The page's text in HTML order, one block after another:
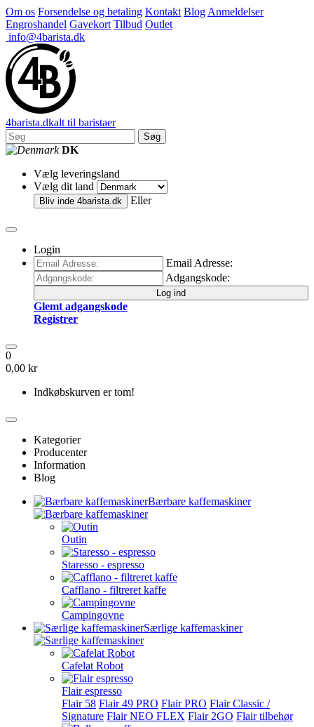
Om os Forsendelse og betaling Kontakt Blog Anmeldelser
Engroshandel Gavekort Tilbud Outlet
info@4barista.dk
4barista.dkalt til baristaer
Søg
DK
Vælg leveringsland
Vælg dit land
Bliv inde 4barista.dk Eller
Login
Email Adresse:
Adgangskode:
Log ind
Glemt adgangskode
Registrer
0
0,00 kr
Indkøbskurven er tom!
Kategorier
Producenter
Information
Blog
Bærbare kaffemaskiner
Outin
Staresso - espresso
Cafflano - filtreret kaffe
Campingovne
Særlige kaffemaskiner
Cafelat Robot
Flair espresso
Flair 58 Flair 49 PRO Flair PRO Flair Classic /
Signature Flair NEO FLEX Flair 2GO Flair tilbehør